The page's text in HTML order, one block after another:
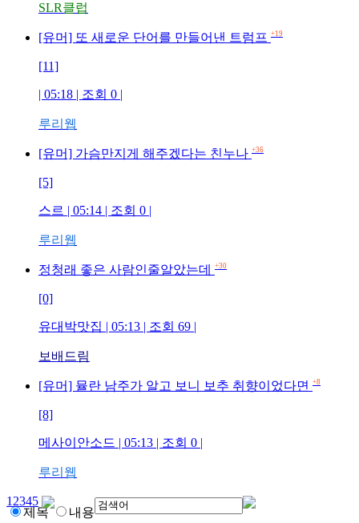
SLR클럽
[유머] 또 새로운 단어를 만들어낸 트럼프 +19
[11]
| 05:18 | 조회 0 |
루리웹
[유머] 가슴만지게 해주겠다는 친누나 +36
[5]
스르 | 05:14 | 조회 0 |
루리웹
정청래 좋은 사람인줄알았는데 +30
[0]
유대박맛집 | 05:13 | 조회 69 |
보배드림
[유머] 뮬란 남주가 알고 보니 보추 취향이었다면 +8
[8]
메사이안소드 | 05:13 | 조회 0 |
루리웹
1 2345
제목
내용